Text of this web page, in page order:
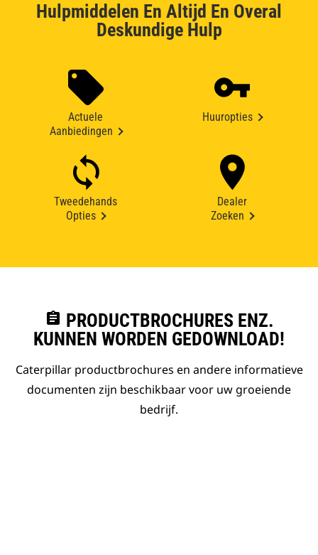
Hulpmiddelen En Altijd En Overal
Deskundige Hulp
Actuele
Aanbiedingen
Huuropties
Tweedehands
Opties
Dealer
Zoeken
assignment PRODUCTBROCHURES ENZ.
KUNNEN WORDEN GEDOWNLOAD!
Caterpillar productbrochures en andere informatieve
documenten zijn beschikbaar voor uw groeiende
bedrijf.